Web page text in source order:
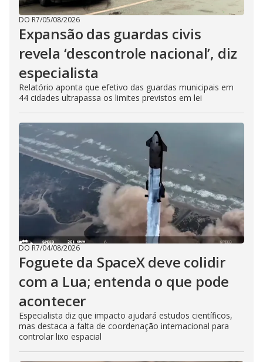
DO R7/05/08/2026
Expansão das guardas civis
revela ‘descontrole nacional’, diz
especialista
Relatório aponta que efetivo das guardas municipais em
44 cidades ultrapassa os limites previstos em lei
DO R7/04/08/2026
Foguete da SpaceX deve colidir
com a Lua; entenda o que pode
acontecer
Especialista diz que impacto ajudará estudos científicos,
mas destaca a falta de coordenação internacional para
controlar lixo espacial